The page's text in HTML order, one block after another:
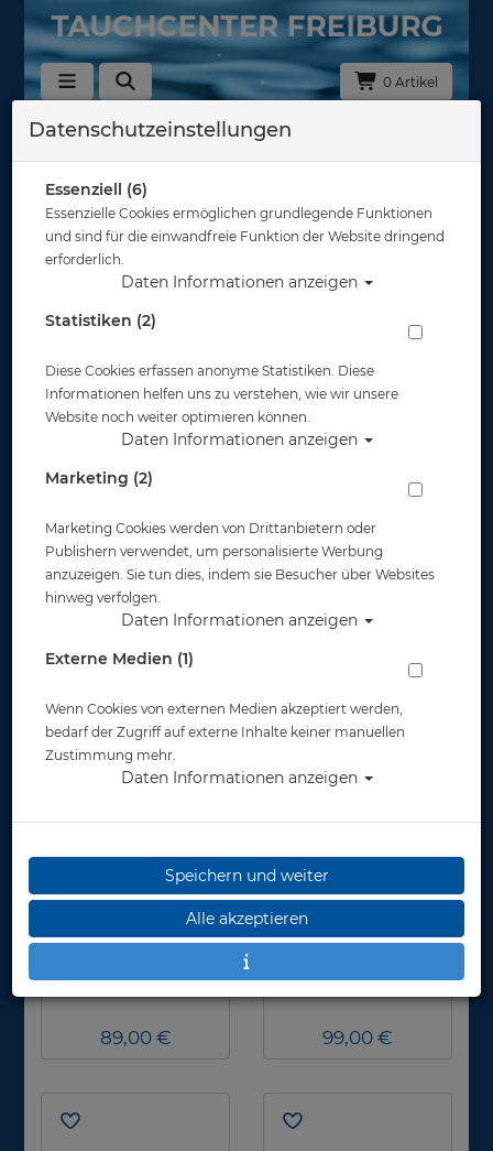
0 Artikel
Tauchkurse Online
32% (Online-Kurs)
ab 89,00 €
Kurs)
Turtle Ecology
89,00 €
Computer Diving
99,00 €
Datenschutzeinstellungen
Essenziell (6)
Essenzielle Cookies ermöglichen grundlegende Funktionen
und sind für die einwandfreie Funktion der Website dringend
erforderlich.
Daten Informationen anzeigen
Statistiken (2)
Diese Cookies erfassen anonyme Statistiken. Diese
Informationen helfen uns zu verstehen, wie wir unsere
Website noch weiter optimieren können.
Daten Informationen anzeigen
Marketing (2)
Marketing Cookies werden von Drittanbietern oder
Publishern verwendet, um personalisierte Werbung
anzuzeigen. Sie tun dies, indem sie Besucher über Websites
hinweg verfolgen.
Daten Informationen anzeigen
Externe Medien (1)
Wenn Cookies von externen Medien akzeptiert werden,
bedarf der Zugriff auf externe Inhalte keiner manuellen
Zustimmung mehr.
Daten Informationen anzeigen
Speichern und weiter
Alle akzeptieren